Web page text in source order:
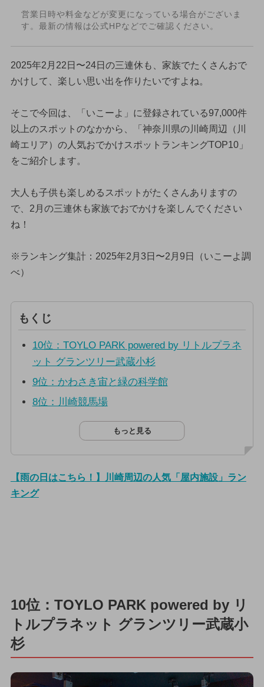
営業日時や料金などが変更になっている場合がございま
す。最新の情報は公式HPなどでご確認ください。
2025年2月22日〜24日の三連休も、家族でたくさんおで
かけして、楽しい思い出を作りたいですよね。
そこで今回は、「いこーよ」に登録されている97,000件
以上のスポットのなかから、「神奈川県の川崎周辺（川
崎エリア）の人気おでかけスポットランキングTOP10」
をご紹介します。
大人も子供も楽しめるスポットがたくさんありますの
で、2月の三連休も家族でおでかけを楽しんでください
ね！
※ランキング集計：2025年2月3日〜2月9日（いこーよ調
べ）
もくじ
10位：TOYLO PARK powered by リトルプラネ
ット グランツリー武蔵小杉
9位：かわさき宙と緑の科学館
8位：川崎競馬場
もっと見る
【雨の日はこちら！】川崎周辺の人気「屋内施設」ラン
キング
10位：TOYLO PARK powered by リ
トルプラネット グランツリー武蔵小
杉